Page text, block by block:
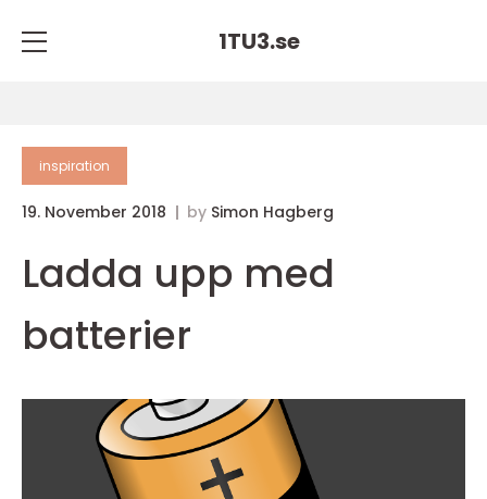
1TU3.se
inspiration
19. November 2018 by Simon Hagberg
Ladda upp med
batterier